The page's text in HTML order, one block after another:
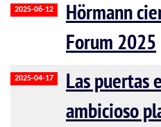
2025-06-12
Hörmann
Forum 2025
2025-04-17
Las puertas
ambicioso